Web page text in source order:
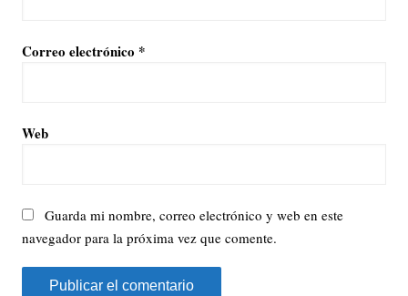
Correo electrónico *
Web
Guarda mi nombre, correo electrónico y web en este
navegador para la próxima vez que comente.